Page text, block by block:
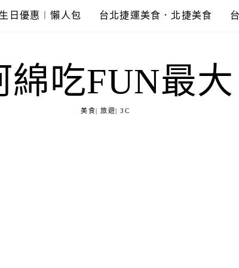
日優惠︱懶人包 台北捷運美食．北捷美食
綿吃FUN最大
美食| 旅遊| 3C